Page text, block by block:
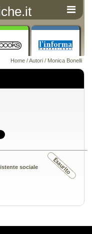
Home /Autori / Monica Bonelli
sociale